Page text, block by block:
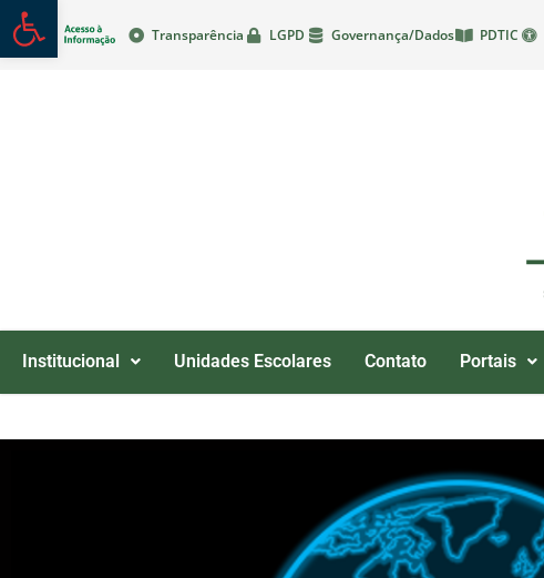
Transparência LGPD Governança/Dados PDTIC
Institucional Unidades Escolares Contato Portais